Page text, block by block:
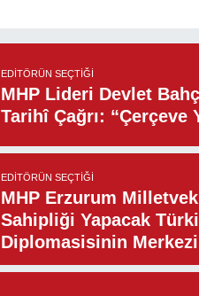
EDITÖRÜN SEÇTIĞI
MHP Lideri Devlet
Tarihî Çağrı: “Çerçeve
EDITÖRÜN SEÇTIĞI
MHP Erzurum
Sahipliği Yapacak
Diplomasisinin